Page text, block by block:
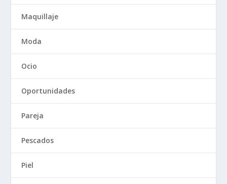
Maquillaje
Moda
Ocio
Oportunidades
Pareja
Pescados
Piel